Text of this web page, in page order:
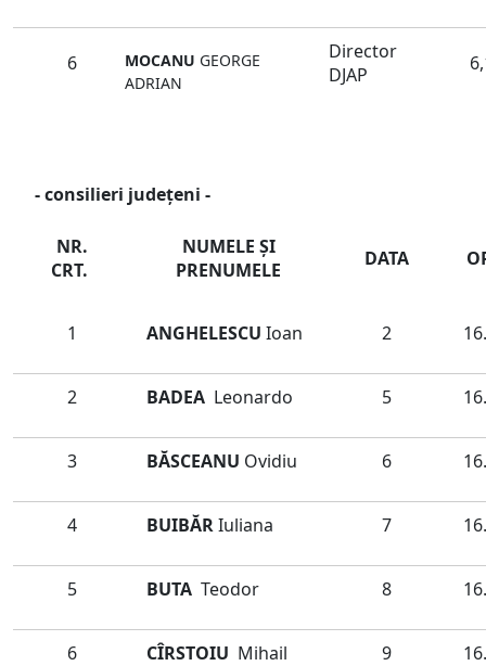
6 MOCANU GEORGE
ADRIAN
Director
DJAP
- consilieri județeni -
NR.
CRT.
NUMELE ŞI
PRENUMELE
DATA
1 ANGHELESCU Ioan 2
2 BADEA Leonardo 5
3 BĂSCEANU Ovidiu 6
4 BUIBĂRIuliana 7
5 BUTA Teodor 8
6 CÎRSTOIU Mihail 9